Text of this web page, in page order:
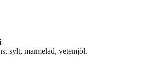
sylt, marmelad, vetemjöl.